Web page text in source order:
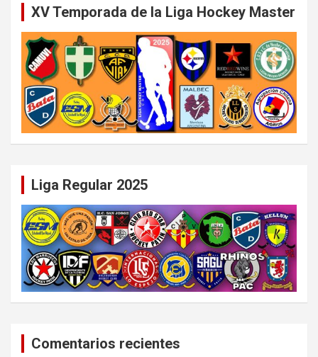
XV Temporada de la Liga Hockey Master
Liga Regular 2025
Comentarios recientes